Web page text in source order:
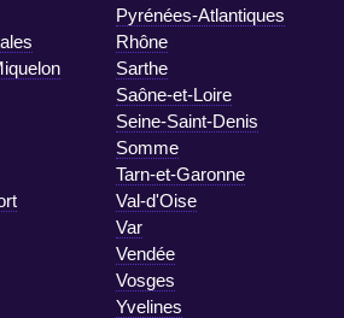
Pyrénées-Atlantiques
Rhône
Sarthe
Saône-et-Loire
Seine-Saint-Denis
Somme
Tarn-et-Garonne
Val-d'Oise
Var
Vendée
Vosges
Yvelines